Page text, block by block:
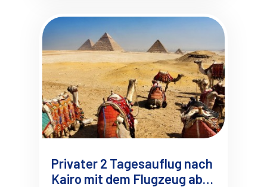
Privater 2 Tagesauflug nach
Kairo mit dem Flugzeug ab